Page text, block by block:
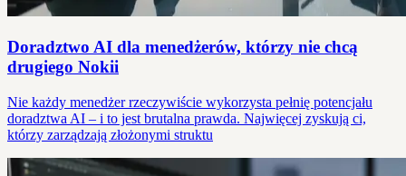
Doradztwo AI dla menedżerów, którzy nie chcą
drugiego Nokii
Nie każdy menedżer rzeczywiście wykorzysta pełnię potencjału
doradztwa AI – i to jest brutalna prawda. Najwięcej zyskują ci,
którzy zarządzają złożonymi struktu